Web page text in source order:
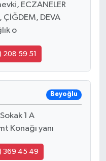
ECZANELER
ÇİĞDEM, DEVA
o
208 59 51
Beyoğlu
1 A
Konağı yanı
369 45 49